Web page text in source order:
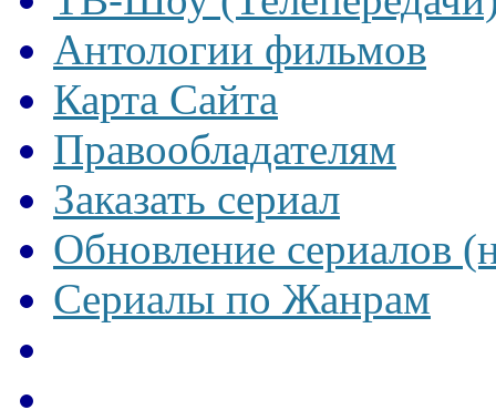
Антологии фильмов
Карта Сайта
Правообладателям
Заказать сериал
Обновление сериалов
Сериалы по Жанрам